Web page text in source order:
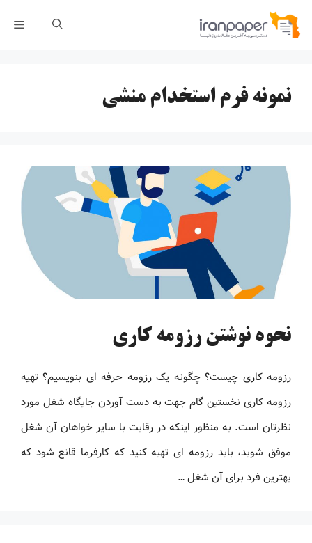
پرش
نمونه فرم استخدام منشی
نحوه نوشتن رزومه کاری
رزومه کاری چیست؟ چگونه یک رزومه حرفه ای بنویسیم؟ تهیه
رزومه کاری نخستین گام جهت به دست آوردن جایگاه شغل مورد
نظرتان است. به منظور اینکه در رقابت با سایر خواهان آن شغل
موفق شوید، باید رزومه ‌ای تهیه کنید که کارفرما قانع شود که
بهترین فرد برای آن شغل …